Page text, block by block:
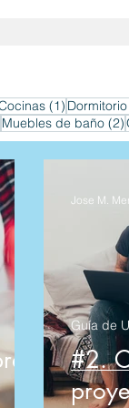
entrada(1) 1 entrada
3 entradas
Muebles de baño (2)
#2.
Guía de
Jose M.